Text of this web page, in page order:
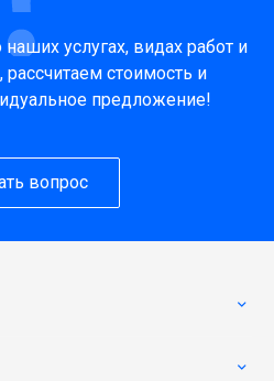
услугах, видах работ и
стоимость и
предложение!
вопрос